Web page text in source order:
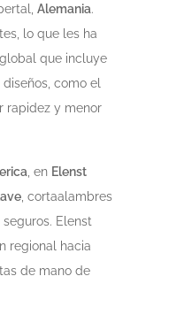
Alemania.
lo que les ha
que incluye
como el
rapidez y menor
, en Elenst
, cortaalambres
Elenst
regional hacia
de mano de